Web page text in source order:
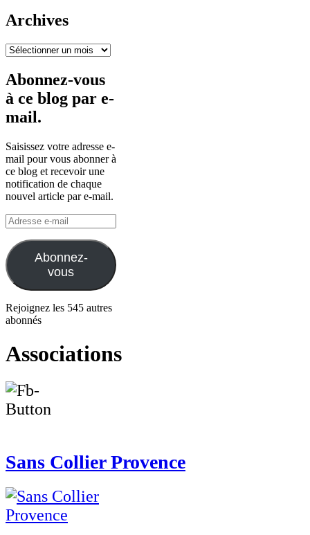
Archives
Archives
Abonnez-vous
à ce blog par e-
mail.
Saisissez votre adresse e-
mail pour vous abonner à
ce blog et recevoir une
notification de chaque
nouvel article par e-mail.
Adresse
e-
mail
Abonnez-
vous
Rejoignez les 545 autres
abonnés
Associations
Sans Collier Provence